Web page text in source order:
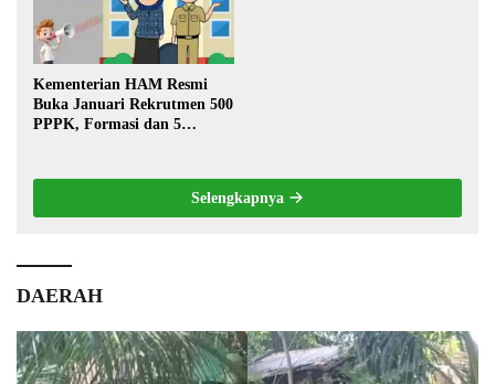
Kementerian HAM Resmi
Buka Januari Rekrutmen 500
PPPK, Formasi dan 5
Selengkapnya
DAERAH